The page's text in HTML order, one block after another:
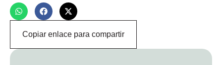
Copiar enlace para compartir